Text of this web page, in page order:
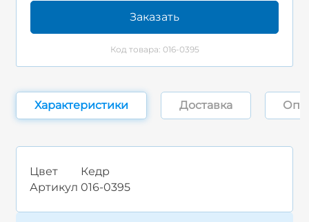
Заказать
Код товара: 016-0395
Характеристики Доставка
Цвет
Кедр
Артикул 016-0395